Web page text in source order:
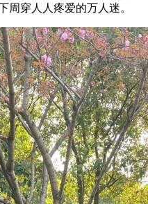
周穿人人疼爱的万人迷。